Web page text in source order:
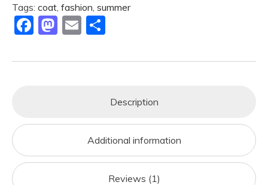
Tags: coat fashion summer
F
c
o
k
M
st
o
E
ai ar
Description
Additional information
Reviews (1)